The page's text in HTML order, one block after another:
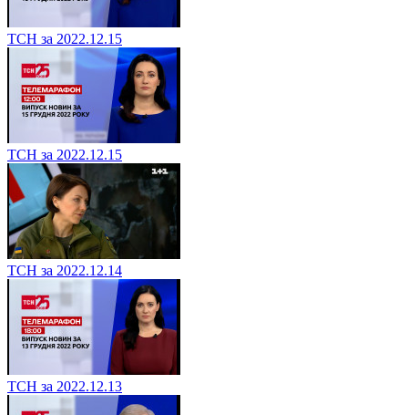
ТСН за 2022.12.15
ТСН за 2022.12.15
ТСН за 2022.12.14
ТСН за 2022.12.13